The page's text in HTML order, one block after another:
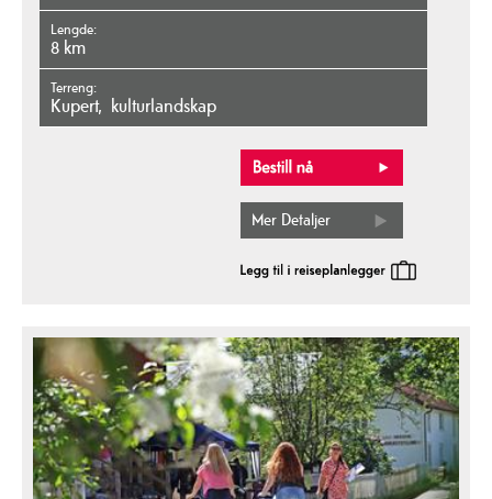
Lengde
8 km
Terreng
kupert kulturlandskap
Mer Detaljer